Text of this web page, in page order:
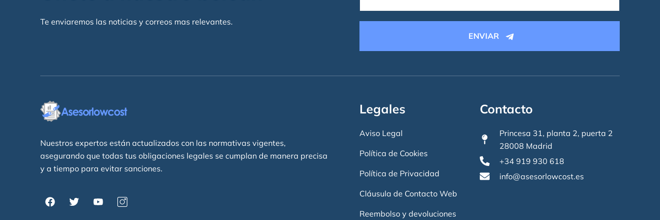
Te enviaremos las noticias y correos mas relevantes.
ENVIAR
Nuestros expertos están actualizados con las normativas vigentes,
asegurando que todas tus obligaciones legales se cumplan de manera precisa
y a tiempo para evitar sanciones.
Legales
Aviso Legal
Política de Cookies
Política de Privacidad
Cláusula de Contacto Web
Reembolso y devoluciones
Contacto
Princesa 31, planta 2, puerta 2
28008 Madrid
+34 919 930 618
info@asesorlowcost.es